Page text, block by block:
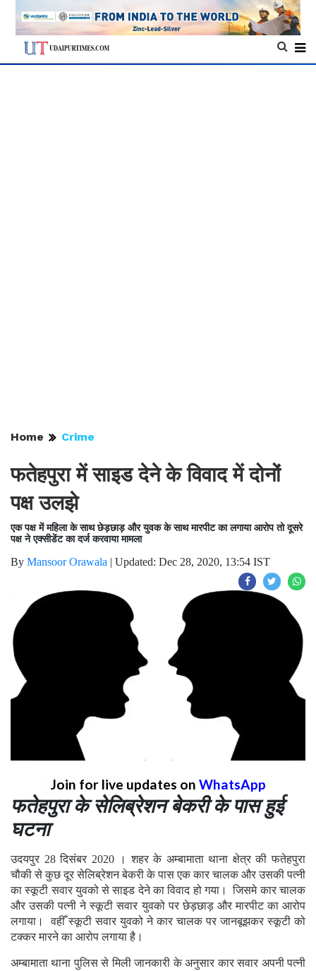
Home Crime
फतेहपुरा में साइड देने के विवाद में दोनों
पक्ष उलझे
एक पक्ष में महिला के साथ छेड़छाड़ और युवक के साथ मारपीट का लगाया आरोप तो दूसरे
पक्ष ने एक्सीडेंट का दर्ज करवाया मामला
By Mansoor Orawala | Updated: Dec 28, 2020, 13:54 IST
Join for live updates on WhatsApp
फतेहपुरा के सेलिब्रेशन बेकरी के पास हुई
घटना
उदयपुर 28 दिसंबर 2020 । शहर के अम्बामाता थाना क्षेत्र की फतेहपुरा
चौकी से कुछ दूर सेलिब्रेशन बेकरी के पास एक कार चालक और उसकी पत्नी
का स्कूटी सवार युवको से साइड देने का विवाद हो गया। जिसमे कार चालक
और उसकी पत्नी ने स्कूटी सवार युवको पर छेड़छाड़ और मारपीट का आरोप
लगाया। वहीँ स्कूटी सवार युवको ने कार चालक पर जानबूझकर स्कूटी को
टक्कर मारने का आरोप लगाया है।
अम्बामाता थाना पुलिस से मिली जानकारी के अनुसार कार सवार अपनी पत्नी